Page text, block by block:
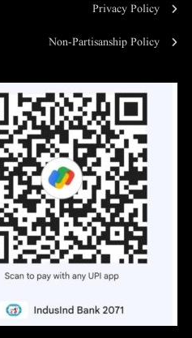
Privacy Policy
Non-Partisanship Policy